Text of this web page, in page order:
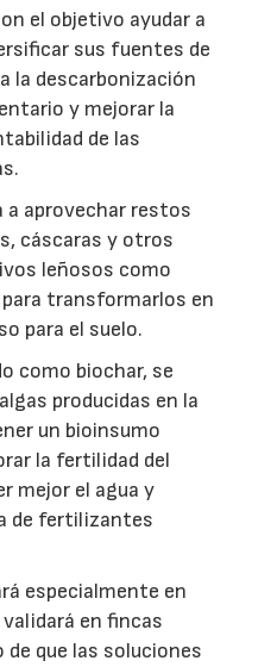
el objetivo ayudar a
sus fuentes de
la descarbonización
y mejorar la
de las
a aprovechar restos
cáscaras y otros
leñosos como
transformarlos en
para el suelo.
como biochar, se
producidas en la
un bioinsumo
la fertilidad del
mejor el agua y
de fertilizantes
especialmente en
en fincas
que las soluciones